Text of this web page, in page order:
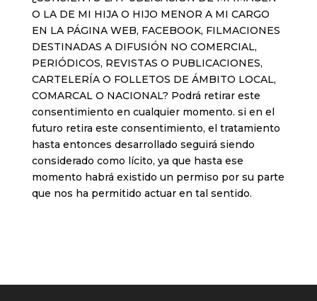
O LA DE MI HIJA O HIJO MENOR A MI CARGO
EN LA PÁGINA WEB, FACEBOOK, FILMACIONES
DESTINADAS A DIFUSIÓN NO COMERCIAL,
PERIÓDICOS, REVISTAS O PUBLICACIONES,
CARTELERÍA O FOLLETOS DE ÁMBITO LOCAL,
COMARCAL O NACIONAL? Podrá retirar este
consentimiento en cualquier momento. si en el
futuro retira este consentimiento, el tratamiento
hasta entonces desarrollado seguirá siendo
considerado como lícito, ya que hasta ese
momento habrá existido un permiso por su parte
que nos ha permitido actuar en tal sentido.